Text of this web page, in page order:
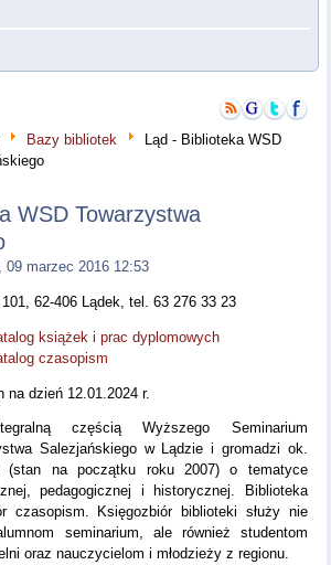
Bazy bibliotek
Ląd - Biblioteka WSD
WSD Towarzystwa
09 marzec 2016 12:53
101, 62-406 Lądek, tel. 63 276 33 23
książek i prac dyplomowych
czasopism
na dzień 12.01.2024 r.
częścią Wyższego Seminarium
Salezjańskiego w Lądzie i gromadzi ok.
(stan na początku roku 2007) o tematyce
pedagogicznej i historycznej. Biblioteka
czasopism. Księgozbiór biblioteki służy nie
seminarium, ale również studentom
oraz nauczycielom i młodzieży z regionu.